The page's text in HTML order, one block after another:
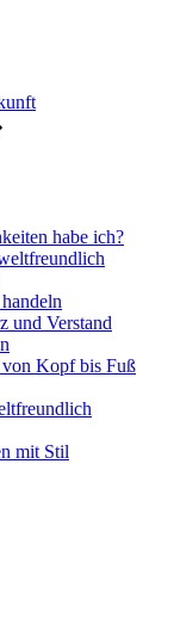
habe ich?
und Verstand
Kopf bis Fuß
mit Stil